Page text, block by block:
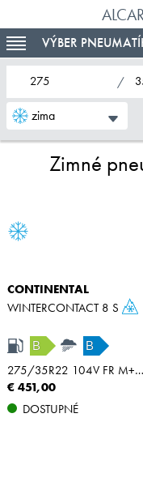
TOGGLE NAVIGATION
VÝBER
zima
nominálna šírka
profil
Zimné
CONTINENTAL
WINTERCONTACT 8 S
B B
275/35R22 104V FR M+S XL
€ 451,00
DOSTUPNÉ